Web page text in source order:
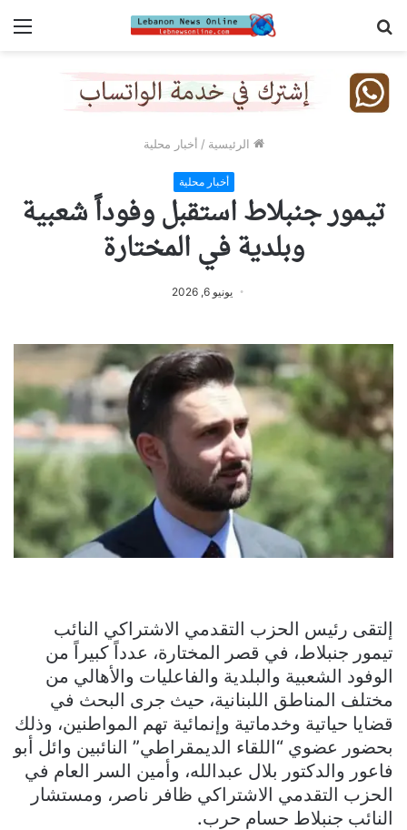
الرئيسية / أخبار محلية
أخبار محلية
تيمور جنبلاط استقبل وفوداً شعبية
وبلدية في المختارة
يونيو 6, 2026
إلتقى رئيس الحزب التقدمي الاشتراكي النائب
تيمور جنبلاط، في قصر المختارة، عدداً كبيراً من
الوفود الشعبية والبلدية والفاعليات والأهالي من
مختلف المناطق اللبنانية، حيث جرى البحث في
قضايا حياتية وخدماتية وإنمائية تهم المواطنين، وذلك
بحضور عضوي “اللقاء الديمقراطي” النائبين وائل أبو
فاعور والدكتور بلال عبدالله، وأمين السر العام في
الحزب التقدمي الاشتراكي ظافر ناصر، ومستشار
النائب جنبلاط حسام حرب.